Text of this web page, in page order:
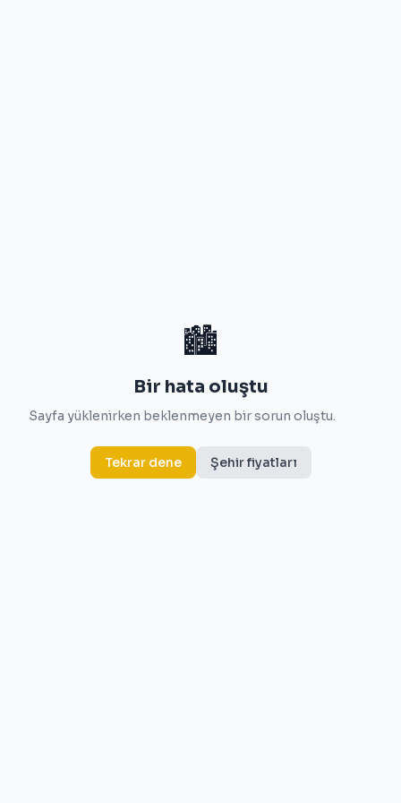
🏙️
Bir hata oluştu
Sayfa yüklenirken beklenmeyen bir sorun oluştu.
Tekrar dene Şehir fiyatları